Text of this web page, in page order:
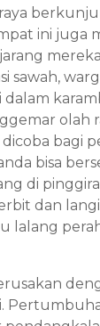
ini juga
sawah,
olah
bagi
bisa
di
dan
lalang